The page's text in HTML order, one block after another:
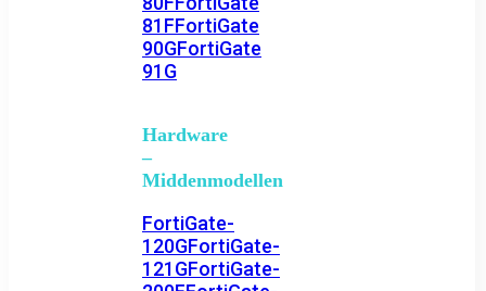
81FFortiGate
90GFortiGate
91G
Hardware
–
Middenmodellen
FortiGate-
120GFortiGate-
121GFortiGate-